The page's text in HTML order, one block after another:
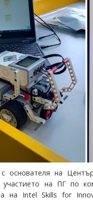
основателя на
участието на ПГ по
на Intel Skills for